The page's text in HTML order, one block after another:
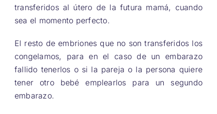
transferidos al útero de la futura mamá, cuando
sea el momento perfecto.
El resto de embriones que no son transferidos los
congelamos, para en el caso de un embarazo
fallido tenerlos o si la pareja o la persona quiere
tener otro bebé emplearlos para un segundo
embarazo.